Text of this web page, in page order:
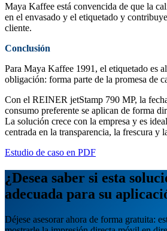
Maya Kaffee está convencida de que la
en el envasado y el etiquetado y
cliente.
Conclusión
Para Maya Kaffee 1991, el etiquetado es
obligación: forma parte de la promesa de
Con el REINER jetStamp 790 MP, la
consumo preferente se aplican de forma
La solución crece con la empresa y es
centrada en la transparencia, la frescura y
Estudio de caso en PDF
¿Desea saber si esta
adecuada para su
Déjese asesorar ahora de forma gratuita: